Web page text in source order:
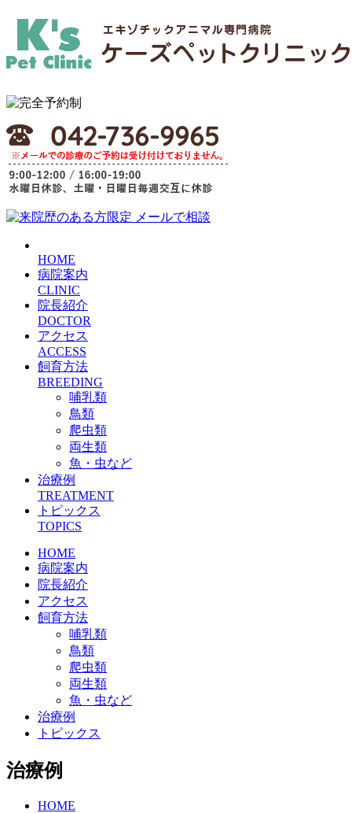
HOME
病院案内
CLINIC
院長紹介
DOCTOR
アクセス
ACCESS
飼育方法
BREEDING
哺乳類
鳥類
爬虫類
両生類
魚・虫など
治療例
TREATMENT
トピックス
TOPICS
HOME
病院案内
院長紹介
アクセス
飼育方法
哺乳類
鳥類
爬虫類
両生類
魚・虫など
治療例
トピックス
治療例
HOME